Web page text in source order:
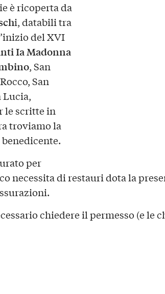
è ricoperta da
i, databili tra
del XVI
Ia Madonna
, San
San
Lucia,
le scritte in
troviamo la
per
necessita di restauri dota la
chiedere il permesso (e le